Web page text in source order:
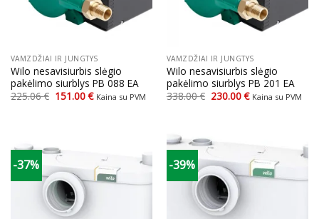
VAMZDŽIAI IR JUNGTYS
Wilo nesavisiurbis slėgio
pakėlimo siurblys PB 088 EA
225.06€ Original
151.00€Current
Kaina su PVM
VAMZDŽIAI IR JUNGTYS
Wilo nesavisiurbis slėgio
pakėlimo siurblys PB 201 EA
338.00€ Original
230.00€Current
Kaina su PVM
-37% -39%